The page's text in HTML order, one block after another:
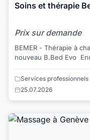
Soins et thérapie
Prix sur demande
BEMER - Thérapie à
nouveau B.Bed Evo ⁠ Endormez-vous mieux, dormez plus
Services professionnels
25.07.2026